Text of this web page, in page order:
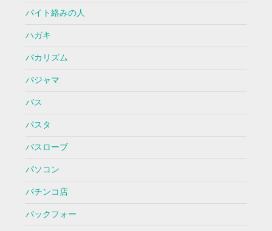
バイト絡みの人
ハガキ
バカリズム
パジャマ
バス
パスタ
バスローブ
パソコン
パチンコ店
バックフォー